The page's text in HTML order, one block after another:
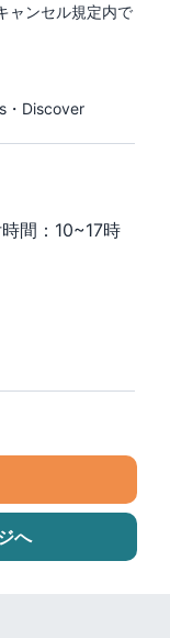
ャンセル規定内で
間 ： 10~17時
へ